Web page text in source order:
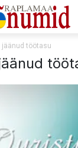
jäänud töötasu